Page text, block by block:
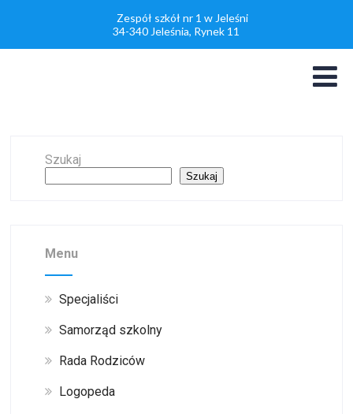
Zespół szkół nr 1 w Jeleśni
34-340 Jeleśnia, Rynek 11
Szukaj
Szukaj
Menu
Specjaliści
Samorząd szkolny
Rada Rodziców
Logopeda